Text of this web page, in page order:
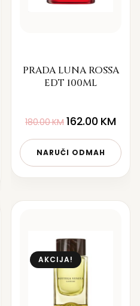
PRADA LUNA ROSSA
EDT 100ML
180.00KM 162.00 KM
NARUČI ODMAH
AKCIJA!